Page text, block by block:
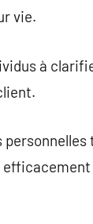
vie.
à